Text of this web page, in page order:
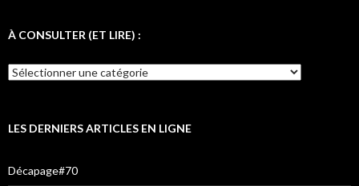
e
o
t
e
t
g
m
À CONSULTER (ET LIRE) :
LES DERNIERS ARTICLES EN LIGNE
Décapage#70